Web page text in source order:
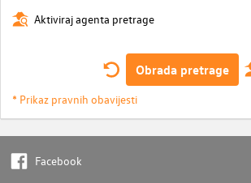
Aktiviraj agenta pretrage
Obrada pretrage
* Prikaz pravnih obavijesti
Facebook